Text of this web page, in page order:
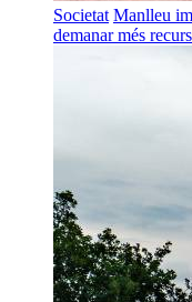
Societat Manlleu
demanar més